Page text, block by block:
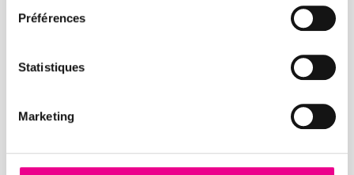
Préférences
Statistiques
Marketing
solution et tester quelques cas concrets.
remonter les statuts de l'évaluation et du
Découvrir l'expérience client